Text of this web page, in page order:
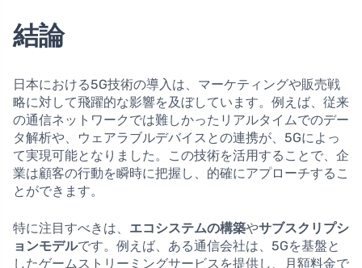
結論
日本における5G技術の導入は、マーケティングや販売戦
略に対して飛躍的な影響を及ぼしています。例えば、従来
の通信ネットワークでは難しかったリアルタイムでのデー
タ解析や、ウェアラブルデバイスとの連携が、5Gによっ
て実現可能となりました。この技術を活用することで、企
業は顧客の行動を瞬時に把握し、的確にアプローチするこ
とができます。
特に注目すべきは、 エコシステムの構築やサブスクリプシ
ョンモデルです。例えば、ある通信会社は、5Gを基盤と
したゲームストリーミングサービスを提供し、月額料金で